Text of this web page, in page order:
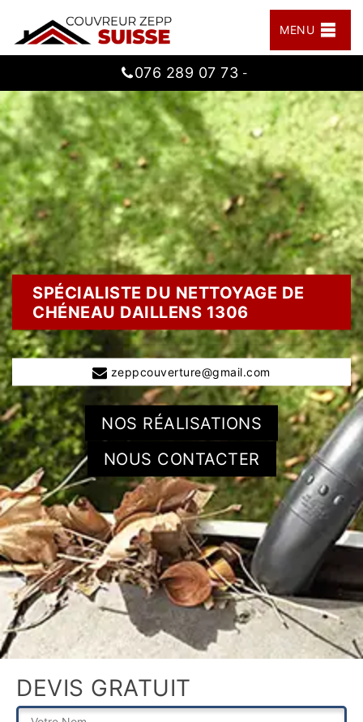
MENU
076 289 07 73 -
SPÉCIALISTE DU NETTOYAGE DE
CHÉNEAU DAILLENS 1306
zeppcouverture@gmail.com
NOS RÉALISATIONS
NOUS CONTACTER
DEVIS GRATUIT